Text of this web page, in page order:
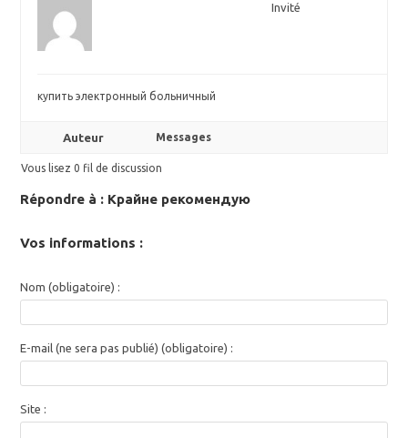
Invité
купить электронный больничный
Auteur Messages
Vous lisez 0 fil de discussion
Répondre à : Крайне рекомендую
Vos informations :
Nom (obligatoire) :
E-mail (ne sera pas publié) (obligatoire) :
Site :